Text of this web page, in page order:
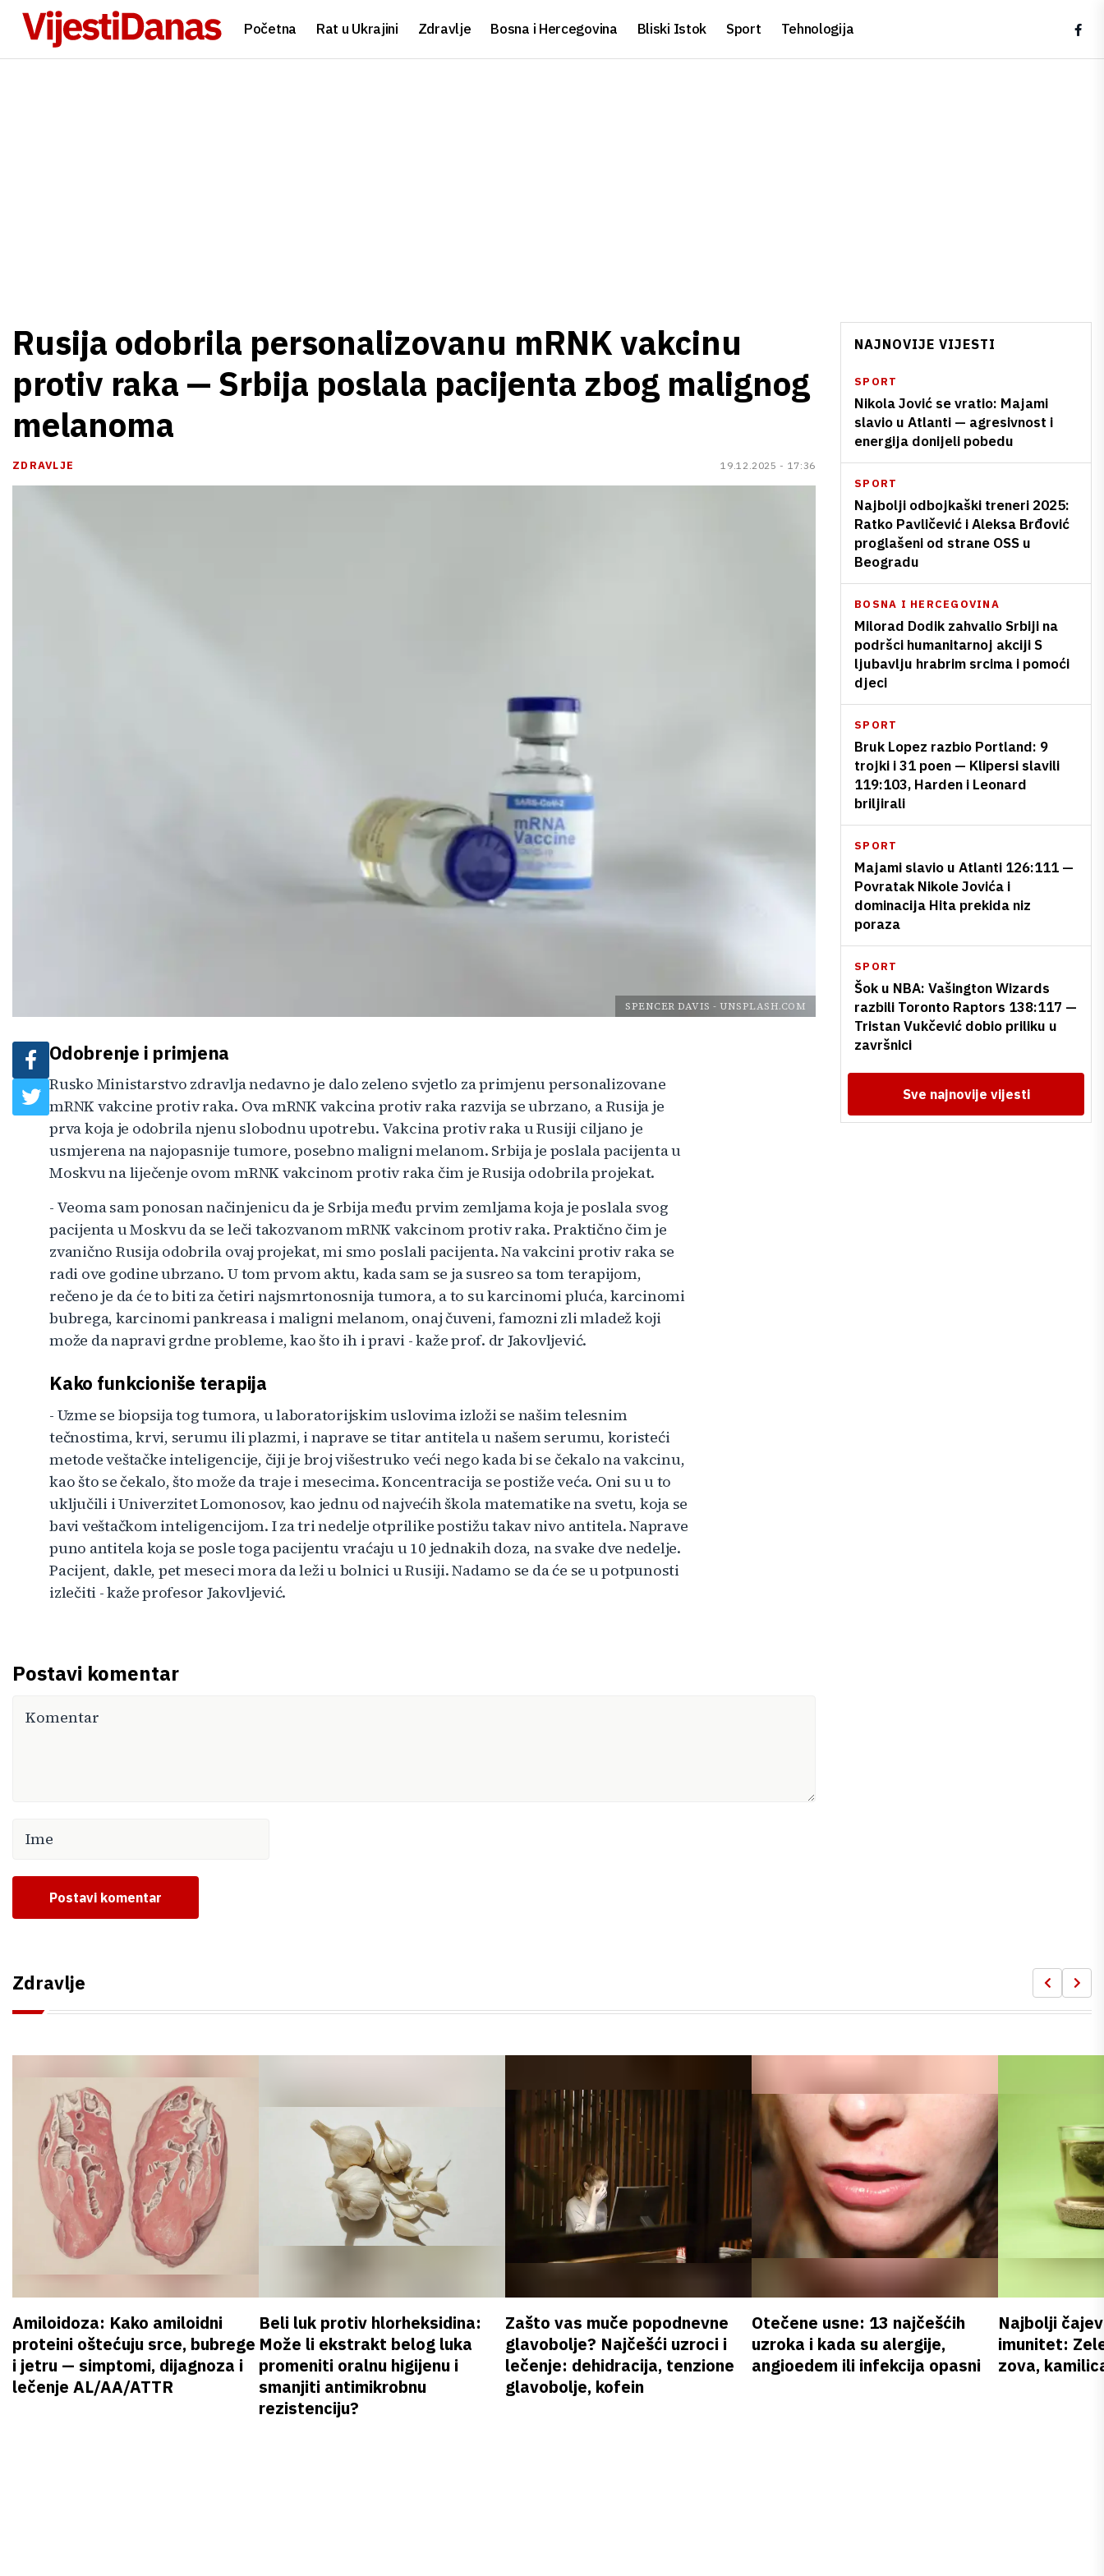
Početna Rat u Ukrajini Zdravlje Bosna i Hercegovina Bliski Istok Sport Tehnologija
Rusija odobrila personalizovanu mRNK vakcinu
protiv raka — Srbija poslala pacijenta zbog malignog
melanoma
ZDRAVLJE 19.12.2025 - 17:36
SPENCER DAVIS - UNSPLASH.COM
Odobrenje i primjena
Rusko Ministarstvo zdravlja nedavno je dalo zeleno svjetlo za primjenu personalizovane
mRNK vakcine protiv raka. Ova mRNK vakcina protiv raka razvija se ubrzano, a Rusija je
prva koja je odobrila njenu slobodnu upotrebu. Vakcina protiv raka u Rusiji ciljano je
usmjerena na najopasnije tumore, posebno maligni melanom. Srbija je poslala pacijenta u
Moskvu na liječenje ovom mRNK vakcinom protiv raka čim je Rusija odobrila projekat.
- Veoma sam ponosan načinjenicu da je Srbija među prvim zemljama koja je poslala svog
pacijenta u Moskvu da se leči takozvanom mRNK vakcinom protiv raka. Praktično čim je
zvanično Rusija odobrila ovaj projekat, mi smo poslali pacijenta. Na vakcini protiv raka se
radi ove godine ubrzano. U tom prvom aktu, kada sam se ja susreo sa tom terapijom,
rečeno je da će to biti za četiri najsmrtonosnija tumora, a to su karcinomi pluća, karcinomi
bubrega, karcinomi pankreasa i maligni melanom, onaj čuveni, famozni zli mladež koji
može da napravi grdne probleme, kao što ih i pravi - kaže prof. dr Jakovljević.
Kako funkcioniše terapija
- Uzme se biopsija tog tumora, u laboratorijskim uslovima izloži se našim telesnim
tečnostima, krvi, serumu ili plazmi, i naprave se titar antitela u našem serumu, koristeći
metode veštačke inteligencije, čiji je broj višestruko veći nego kada bi se čekalo na vakcinu,
kao što se čekalo, što može da traje i mesecima. Koncentracija se postiže veća. Oni su u to
uključili i Univerzitet Lomonosov, kao jednu od najvećih škola matematike na svetu, koja se
bavi veštačkom inteligencijom. I za tri nedelje otprilike postižu takav nivo antitela. Naprave
puno antitela koja se posle toga pacijentu vraćaju u 10 jednakih doza, na svake dve nedelje.
Pacijent, dakle, pet meseci mora da leži u bolnici u Rusiji. Nadamo se da će se u potpunosti
izlečiti - kaže profesor Jakovljević.
Postavi komentar
Postavi komentar
NAJNOVIJE VIJESTI
SPORT
Nikola Jović se vratio: Majami
slavio u Atlanti — agresivnost i
energija donijeli pobedu
SPORT
Najbolji odbojkaški treneri 2025:
Ratko Pavličević i Aleksa Brđović
proglašeni od strane OSS u
Beogradu
BOSNA I HERCEGOVINA
Milorad Dodik zahvalio Srbiji na
podršci humanitarnoj akciji S
ljubavlju hrabrim srcima i pomoći
djeci
SPORT
Bruk Lopez razbio Portland: 9
trojki i 31 poen — Klipersi slavili
119:103, Harden i Leonard
briljirali
SPORT
Majami slavio u Atlanti 126:111 —
Povratak Nikole Jovića i
dominacija Hita prekida niz
poraza
SPORT
Šok u NBA: Vašington Wizards
razbili Toronto Raptors 138:117 —
Tristan Vukčević dobio priliku u
završnici
Sve najnovije vijesti
Zdravlje
Amiloidoza: Kako amiloidni
proteini oštećuju srce, bubrege
i jetru — simptomi, dijagnoza i
lečenje AL/AA/ATTR
Beli luk protiv hlorheksidina:
Može li ekstrakt belog luka
promeniti oralnu higijenu i
smanjiti antimikrobnu
rezistenciju?
Zašto vas muče popodnevne
glavobolje? Najčešći uzroci i
lečenje: dehidracija, tenzione
glavobolje, kofein
Otečene usne: 13 najčešćih
uzroka i kada su alergije,
angioedem ili infekcija opasni
Najbolji
imunitet:
zova,